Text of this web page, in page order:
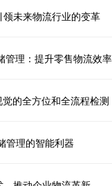
未来物流行业的变革
管理：提升零售物流效率
的全方位和全流程检测
管理的智能利器